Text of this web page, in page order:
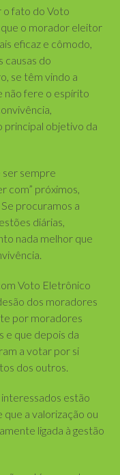
o fato do Voto
o morador eleitor
eficaz e cômodo,
causas do
se têm vindo a
não fere o espírito
principal objetivo da
sempre
com” próximos,
procuramos a
diárias,
nada melhor que
Voto Eletrônico
dos moradores
por moradores
e que depois da
a votar por si
dos outros.
estão
a valorização ou
ligada à gestão